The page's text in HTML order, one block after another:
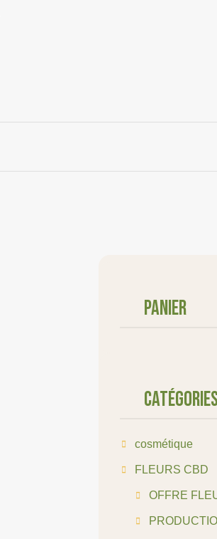
Panier
cosmétique
FLEURS CBD
OFFRE